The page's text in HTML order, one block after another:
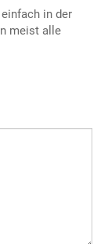
in der
meist alle